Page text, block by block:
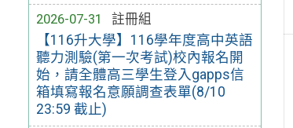
2026-07-31
註冊組
【116升大學】116學年度高中英語
聽力測驗(第一次考試)校內報名開
始，請全體高三學生登入gapps信
箱填寫報名意願調查表單(8/10
23:59 截止)